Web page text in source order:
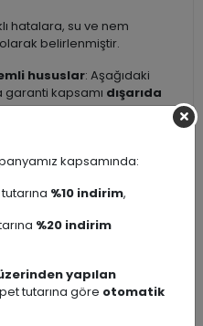
hatalara, su ve nem
olarak belirlenmiştir.
hususlar: Aşağıdaki
kapsamı dışarıda
verebilir; leke, matlaşma,
gibi sorunlara yol
aşındırıcı deterjanlar
aşındırıcı
yanlış montaj, uygunsuz
veya garanti kapsamında
kapsamında:
%10 indirim,
%20 indirim
yapılan
tutarına göre otomatik